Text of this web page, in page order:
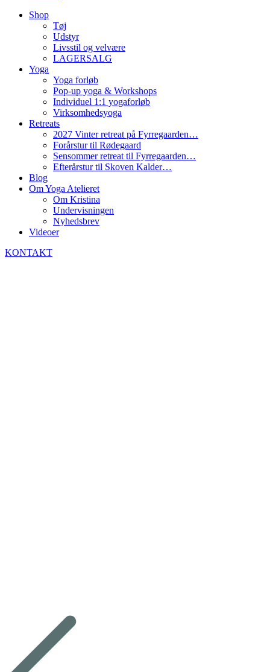
Shop
Tøj
Udstyr
Livsstil og velvære
LAGERSALG
Yoga
Yoga forløb
Pop-up yoga & Workshops
Individuel 1:1 yogaforløb
Virksomhedsyoga
Retreats
2027 Vinter retreat på Fyrregaarden…
Forårstur til Rødegaard
Sensommer retreat til Fyrregaarden…
Efterårstur til Skoven Kalder…
Blog
Om Yoga Atelieret
Om Kristina
Undervisningen
Nyhedsbrev
Videoer
KONTAKT